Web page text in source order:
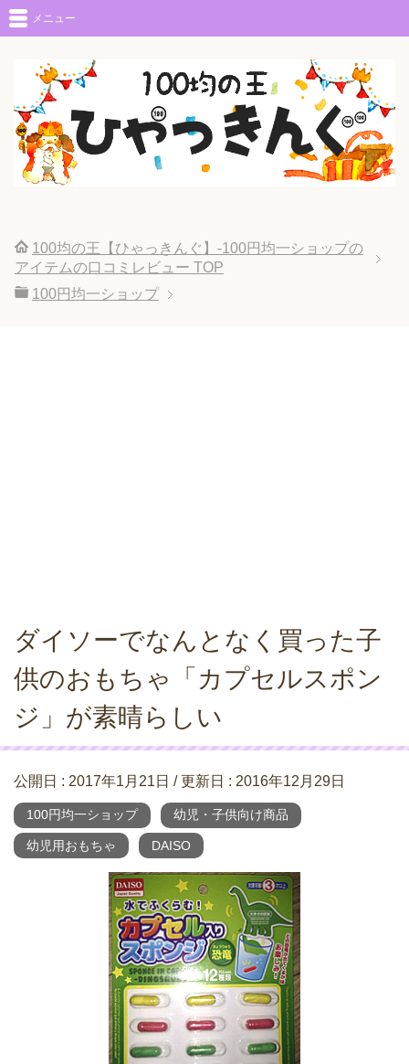
メニュー
100均の王【ひゃっきんぐ】-100円均一ショップの
アイテムの口コミレビュー TOP
100円均一ショップ
ダイソーでなんとなく買った子
供のおもちゃ「カプセルスポン
ジ」が素晴らしい
公開日 : 2017年1月21日 / 更新日 : 2016年12月29日
100円均一ショップ 幼児・子供向け商品
幼児用おもちゃ DAISO